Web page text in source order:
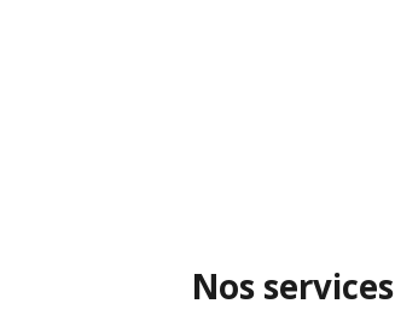
Nos services